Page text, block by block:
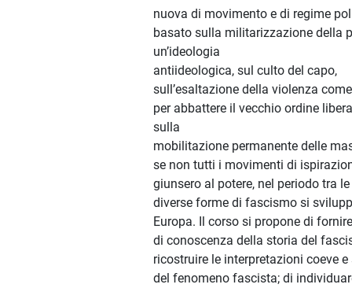
nuova di movimento e di regime
basato sulla militarizzazione della
un’ideologia
antiideologica, sul culto del capo,
sull’esaltazione della violenza
per abbattere il vecchio ordine
sulla
mobilitazione permanente delle
se non tutti i movimenti di
giunsero al potere, nel periodo tra
diverse forme di fascismo si
Europa. Il corso si propone di
di conoscenza della storia del
ricostruire le interpretazioni coeve e
del fenomeno fascista; di